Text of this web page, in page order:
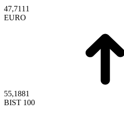
47,7111
EURO
55,1881
BIST 100